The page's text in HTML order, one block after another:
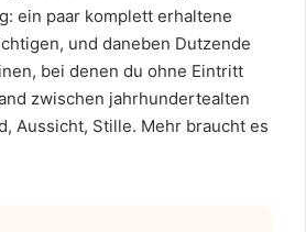
ein paar komplett erhaltene
und daneben Dutzende
bei denen du ohne Eintritt
zwischen jahrhundertealten
Aussicht, Stille. Mehr braucht es